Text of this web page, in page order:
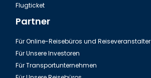
Flugticket
Partner
Für Online-Reisebüros und Reiseveranstalter
Für Unsere Investoren
Für Transportunternehmen